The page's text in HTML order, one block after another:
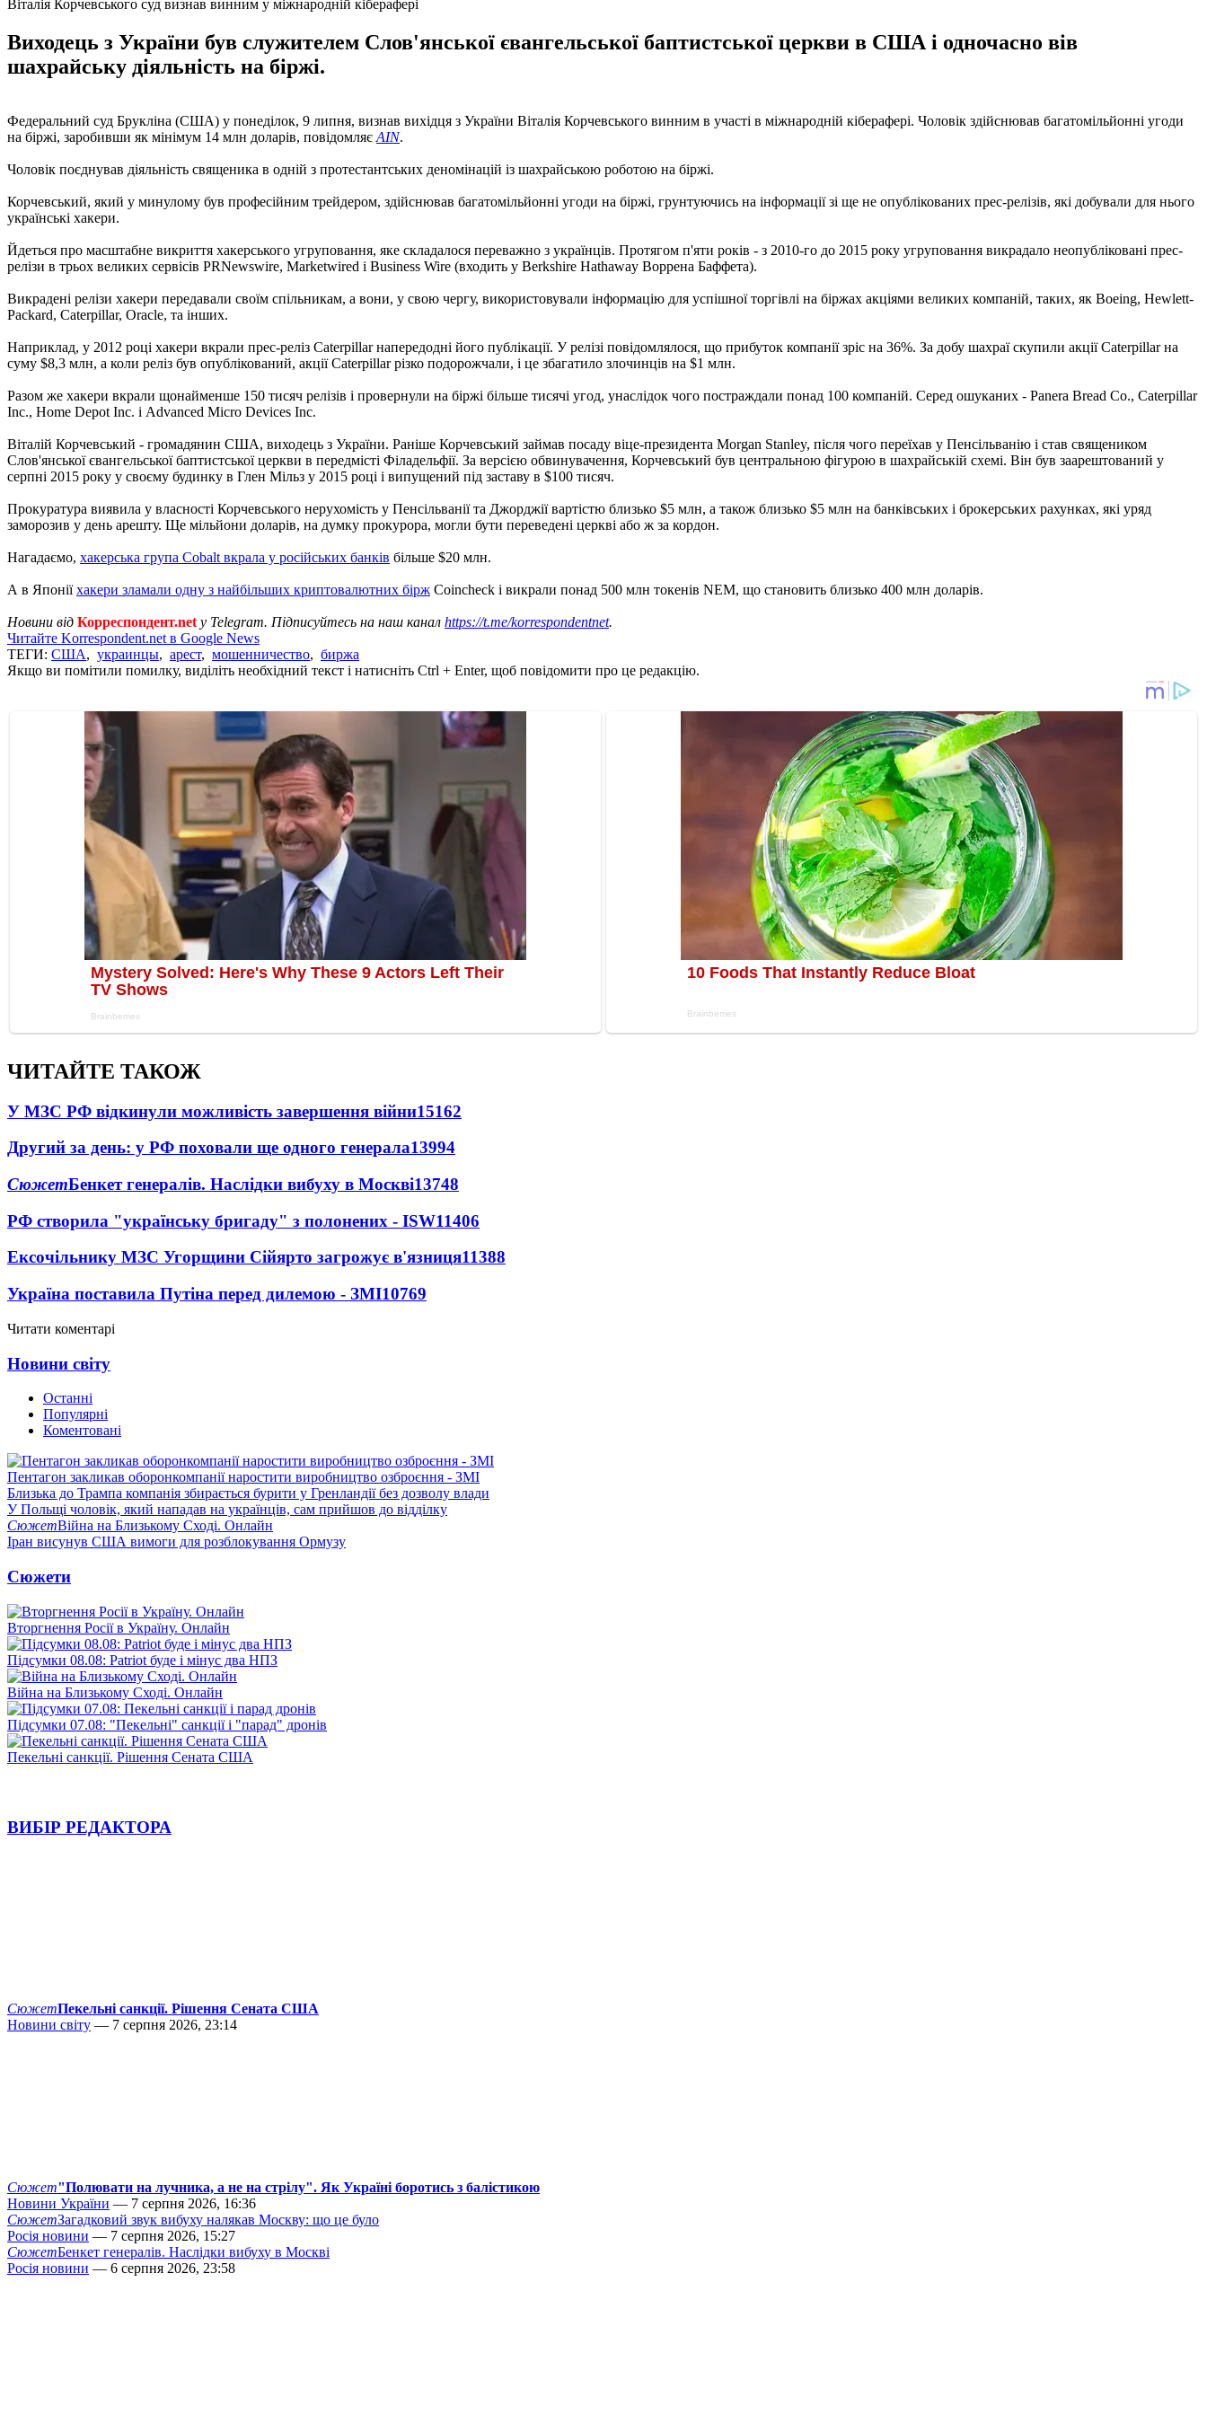
Віталія Корчевського суд визнав винним у міжнародній кіберафері
Виходець з України був служителем Слов'янської євангельської баптистської церкви в США і одночасно вів
шахрайську діяльність на біржі.
Федеральний суд Брукліна (США) у понеділок, 9 липня, визнав вихідця з України Віталія Корчевського винним в участі в міжнародній кіберафері. Чоловік здійснював багатомільйонні угоди
на біржі, заробивши як мінімум 14 млн доларів, повідомляє AIN.
Чоловік поєднував діяльність священика в одній з протестантських деномінацій із шахрайською роботою на біржі.
Корчевський, який у минулому був професійним трейдером, здійснював багатомільйонні угоди на біржі, грунтуючись на інформації зі ще не опублікованих прес-релізів, які добували для нього
українські хакери.
Йдеться про масштабне викриття хакерського угруповання, яке складалося переважно з українців. Протягом п'яти років - з 2010-го до 2015 року угруповання викрадало неопубліковані прес-
релізи в трьох великих сервісів PRNewswire, Marketwired і Business Wire (входить у Berkshire Hathaway Воррена Баффета).
Викрадені релізи хакери передавали своїм спільникам, а вони, у свою чергу, використовували інформацію для успішної торгівлі на біржах акціями великих компаній, таких, як Boeing, Hewlett-
Packard, Caterpillar, Oracle, та інших.
Наприклад, у 2012 році хакери вкрали прес-реліз Caterpillar напередодні його публікації. У релізі повідомлялося, що прибуток компанії зріс на 36%. За добу шахраї скупили акції Caterpillar на
суму $8,3 млн, а коли реліз був опублікований, акції Caterpillar різко подорожчали, і це збагатило злочинців на $1 млн.
Разом же хакери вкрали щонайменше 150 тисяч релізів і провернули на біржі більше тисячі угод, унаслідок чого постраждали понад 100 компаній. Серед ошуканих - Panera Bread Co., Caterpillar
Inc., Home Depot Inc. і Advanced Micro Devices Inc.
Віталій Корчевський - громадянин США, виходець з України. Раніше Корчевський займав посаду віце-президента Morgan Stanley, після чого переїхав у Пенсільванію і став священиком
Слов'янської євангельської баптистської церкви в передмісті Філадельфії. За версією обвинувачення, Корчевський був центральною фігурою в шахрайській схемі. Він був заарештований у
серпні 2015 року у своєму будинку в Глен Мільз у 2015 році і випущений під заставу в $100 тисяч.
Прокуратура виявила у власності Корчевського нерухомість у Пенсільванії та Джорджії вартістю близько $5 млн, а також близько $5 млн на банківських і брокерських рахунках, які уряд
заморозив у день арешту. Ще мільйони доларів, на думку прокурора, могли бути переведені церкві або ж за кордон.
Нагадаємо, хакерська група Cobalt вкрала у російських банків більше $20 млн.
А в Японіїхакери зламали одну з найбільших криптовалютних бірж Coincheck і викрали понад 500 млн токенів NEM, що становить близько 400 млн доларів.
Новини від Корреспондент.net у Telegram. Підписуйтесь на наш канал https://t.me/korrespondentnet.
Читайте Korrespondent.net в Google News
ТЕГИ: США, украинцы, арест, мошенничество, биржа
Якщо ви помітили помилку, виділіть необхідний текст і натисніть Ctrl + Enter, щоб повідомити про це редакцію.
ЧИТАЙТЕ ТАКОЖ
У МЗС РФ відкинули можливість завершення війни15162
Другий за день: у РФ поховали ще одного генерала13994
СюжетБенкет генералів. Наслідки вибуху в Москві13748
РФ створила "українську бригаду" з полонених - ISW11406
Ексочільнику МЗС Угорщини Сійярто загрожує в'язниця11388
Україна поставила Путіна перед дилемою - ЗМІ10769
Читати коментарі
Новини світу
Останні
Популярні
Коментовані
Пентагон закликав оборонкомпанії наростити виробництво озброєння - ЗМІ
Близька до Трампа компанія збирається бурити у Гренландії без дозволу влади
У Польщі чоловік, який нападав на українців, сам прийшов до відділку
СюжетВійна на Близькому Сході. Онлайн
Іран висунув США вимоги для розблокування Ормузу
Сюжети
Вторгнення Росії в Україну. Онлайн
Підсумки 08.08: Patriot буде і мінус два НПЗ
Війна на Близькому Сході. Онлайн
Підсумки 07.08: "Пекельні" санкції і "парад" дронів
Пекельні санкції. Рішення Сената США
ВИБІР РЕДАКТОРА
СюжетПекельні санкції. Рішення Сената США
Новини світу — 7 серпня 2026, 23:14
Сюжет"Полювати на лучника, а не на стрілу". Як Україні боротись з балістикою
Новини України — 7 серпня 2026, 16:36
СюжетЗагадковий звук вибуху налякав Москву: що це було
Росія новини — 7 серпня 2026, 15:27
СюжетБенкет генералів. Наслідки вибуху в Москві
Росія новини — 6 серпня 2026, 23:58